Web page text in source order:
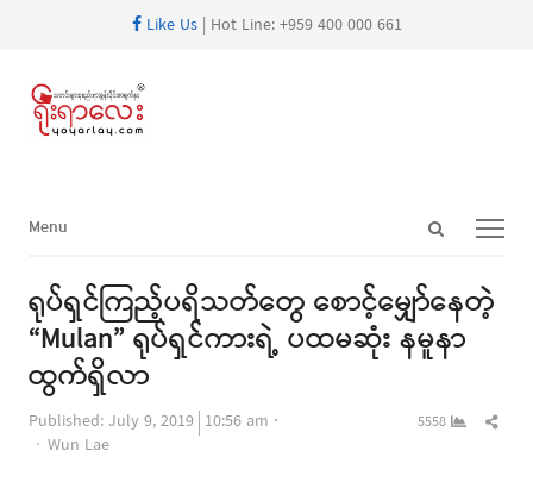
Like Us| Hot Line: +959 400 000 661
Open
panel
Menu
Menu
ရုပ်ရှင်ကြည့်ပရိသတ်တွေ စောင့်မျှော်နေတဲ့
“Mulan” ရုပ်ရှင်ကားရဲ့ ပထမဆုံး နမူနာ
ထွက်ရှိလာ
Published:July 9, 2019 10:56 am
Author
Wun Lae
5558